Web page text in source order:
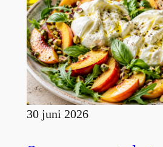
30 juni 2026